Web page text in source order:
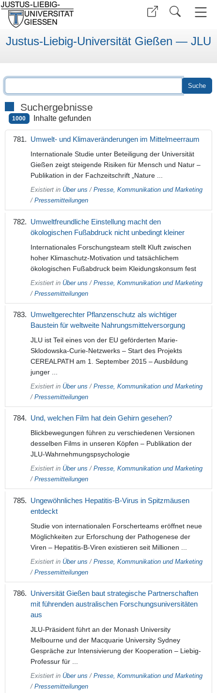
Justus-Liebig-Universität Gießen — JLU
Suchergebnisse
1000 Inhalte gefunden
Umwelt- und Klimaveränderungen im Mittelmeerraum
Internationale Studie unter Beteiligung der Universität
Gießen zeigt steigende Risiken für Mensch und Natur –
Publikation in der Fachzeitschrift „Nature ...
Existiert in Über uns / Presse, Kommunikation und Marketing
/ Pressemitteilungen
Umweltfreundliche Einstellung macht den
ökologischen Fußabdruck nicht unbedingt kleiner
Internationales Forschungsteam stellt Kluft zwischen
hoher Klimaschutz-Motivation und tatsächlichem
ökologischen Fußabdruck beim Kleidungskonsum fest
Existiert in Über uns / Presse, Kommunikation und Marketing
/ Pressemitteilungen
Umweltgerechter Pflanzenschutz als wichtiger
Baustein für weltweite Nahrungsmittelversorgung
JLU ist Teil eines von der EU geförderten Marie-
Sklodowska-Curie-Netzwerks – Start des Projekts
CEREALPATH am 1. September 2015 – Ausbildung
junger ...
Existiert in Über uns / Presse, Kommunikation und Marketing
/ Pressemitteilungen
Und, welchen Film hat dein Gehirn gesehen?
Blickbewegungen führen zu verschiedenen Versionen
desselben Films in unseren Köpfen – Publikation der
JLU-Wahrnehmungspsychologie
Existiert in Über uns / Presse, Kommunikation und Marketing
/ Pressemitteilungen
Ungewöhnliches Hepatitis-B-Virus in Spitzmäusen
entdeckt
Studie von internationalen Forscherteams eröffnet neue
Möglichkeiten zur Erforschung der Pathogenese der
Viren – Hepatitis-B-Viren existieren seit Millionen ...
Existiert in Über uns / Presse, Kommunikation und Marketing
/ Pressemitteilungen
Universität Gießen baut strategische Partnerschaften
mit führenden australischen Forschungsuniversitäten
aus
JLU-Präsident führt an der Monash University
Melbourne und der Macquarie University Sydney
Gespräche zur Intensivierung der Kooperation – Liebig-
Professur für ...
Existiert in Über uns / Presse, Kommunikation und Marketing
/ Pressemitteilungen